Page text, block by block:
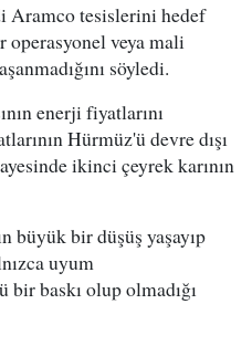
Aramco tesislerini hedef
operasyonel veya mali
söyledi.
enerji fiyatlarını
Hürmüz'ü devre dışı
ikinci çeyrek karının
büyük bir düşüş yaşayıp
uyum
bir baskı olup olmadığı